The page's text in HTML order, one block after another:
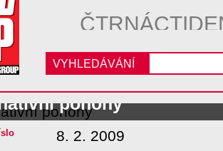
VYHLEDÁVÁNÍ
pohony
8. 2. 2009